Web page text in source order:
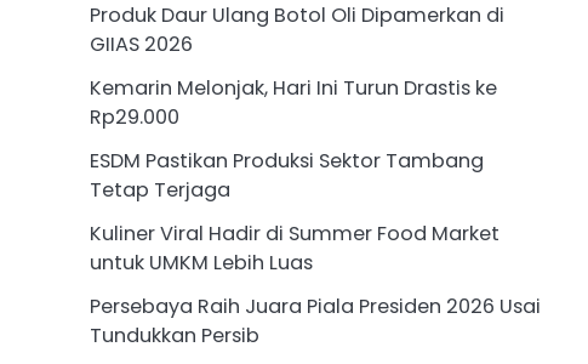
Produk Daur Ulang Botol Oli Dipamerkan di
GIIAS 2026
Kemarin Melonjak, Hari Ini Turun Drastis ke
Rp29.000
ESDM Pastikan Produksi Sektor Tambang
Tetap Terjaga
Kuliner Viral Hadir di Summer Food Market
untuk UMKM Lebih Luas
Persebaya Raih Juara Piala Presiden 2026 Usai
Tundukkan Persib